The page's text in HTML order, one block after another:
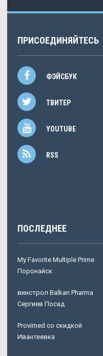
ПРИСОЕДИНЯЙТЕСЬ
ФЭЙСБУК
ТВИТЕР
YOUTUBE
RSS
ПОСЛЕДНЕЕ
My Favorite Multiple Prime
Поронайск
винстрол Balkan Pharma
Сергиев Посад
Provimed со скидкой
Ивантеевка